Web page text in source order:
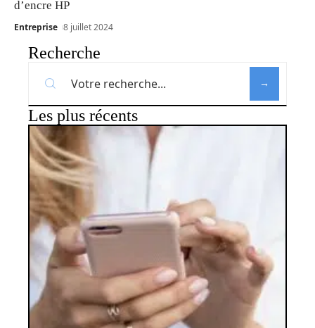
d’encre HP
Entreprise 8 juillet 2024
Recherche
Les plus récents